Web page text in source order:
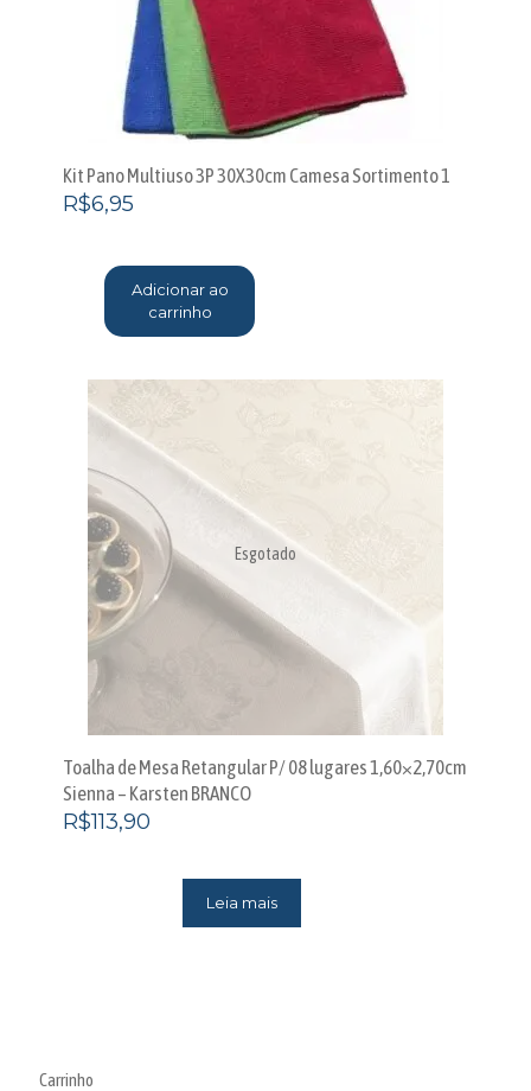
Kit Pano Multiuso 3P 30X30cm Camesa Sortimento 1
R$6,95
Adicionar ao
carrinho
Esgotado
Toalha de Mesa Retangular P/ 08 lugares 1,60×2,70cm
Sienna – Karsten BRANCO
R$113,90
Leia mais
Carrinho